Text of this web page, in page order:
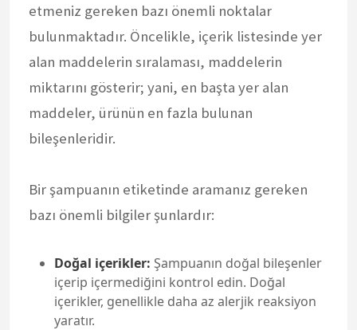
etmeniz gereken bazı önemli noktalar
bulunmaktadır. Öncelikle, içerik listesinde yer
alan maddelerin sıralaması, maddelerin
miktarını gösterir; yani, en başta yer alan
maddeler, ürünün en fazla bulunan
bileşenleridir.
Bir şampuanın etiketinde aramanız gereken
bazı önemli bilgiler şunlardır:
Doğal içerikler: Şampuanın doğal bileşenler
içerip içermediğini kontrol edin. Doğal
içerikler, genellikle daha az alerjik reaksiyon
yaratır.